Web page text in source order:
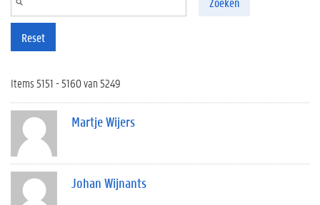
Reset
Items 5151 - 5160 van 5249
Martje Wijers
Johan Wijnants